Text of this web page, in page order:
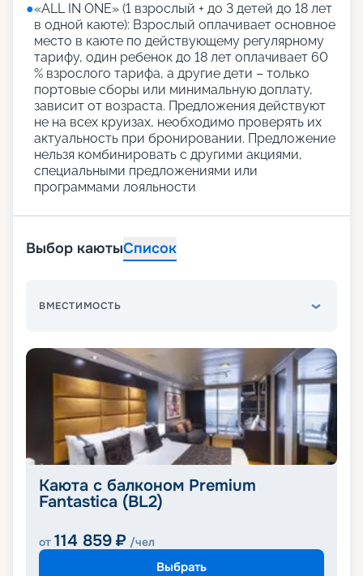
●«АLL IN ONE» (1 взрослый + до 3 детей до 18 лет
в одной каюте): Взрослый оплачивает основное
место в каюте по действующему регулярному
тарифу, один ребенок до 18 лет оплачивает 60
% взрослого тарифа, а другие дети – только
портовые сборы или минимальную доплату,
зависит от возраста. Предложения действуют
не на всех круизах, необходимо проверять их
актуальность при бронировании. Предложение
нельзя комбинировать с другими акциями,
специальными предложениями или
программами лояльности
Выбор каютыСписок
ВМЕСТИМОСТЬ
Каюта с балконом Premium
Fantastica (BL2)
от 114 859 ₽ /чел
Выбрать